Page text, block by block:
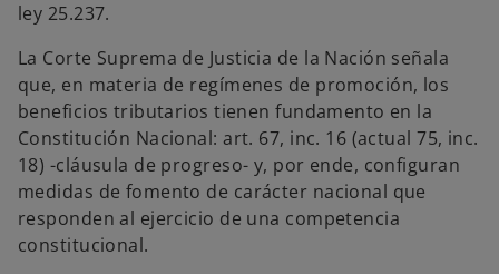
ley 25.237.
La Corte Suprema de Justicia de la Nación señala
que, en materia de regímenes de promoción, los
beneficios tributarios tienen fundamento en la
Constitución Nacional: art. 67, inc. 16 (actual 75, inc.
18) -cláusula de progreso- y, por ende, configuran
medidas de fomento de carácter nacional que
responden al ejercicio de una competencia
constitucional.